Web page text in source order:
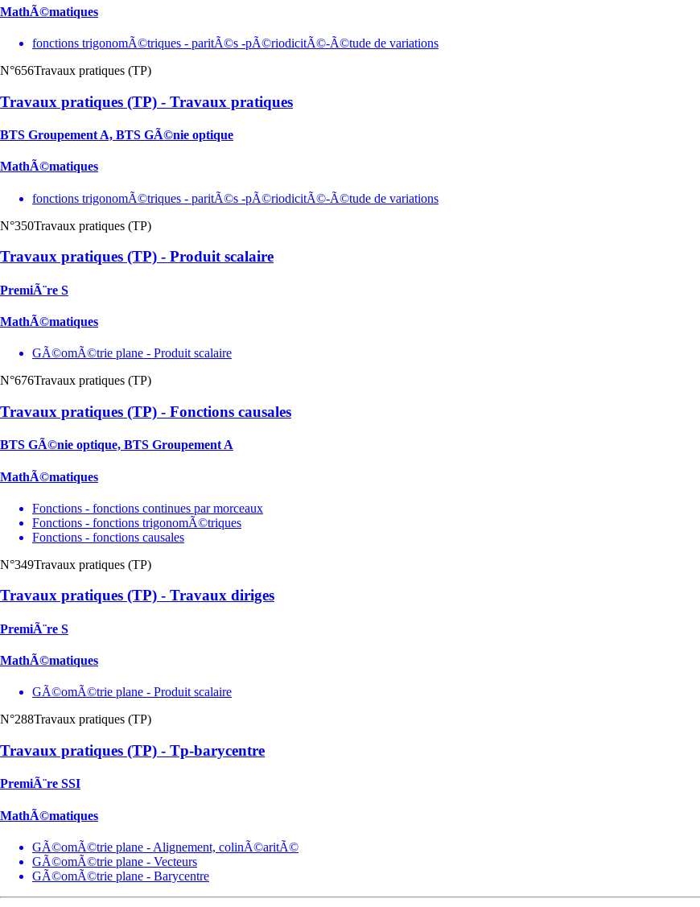
MathÃ©matiques
fonctions trigonomÃ©triques - paritÃ©s -pÃ©riodicitÃ©-Ã©tude de variations
N°656Travaux pratiques (TP)
Travaux pratiques (TP) - Travaux pratiques
BTS Groupement A, BTS GÃ©nie optique
MathÃ©matiques
fonctions trigonomÃ©triques - paritÃ©s -pÃ©riodicitÃ©-Ã©tude de variations
N°350Travaux pratiques (TP)
Travaux pratiques (TP) - Produit scalaire
PremiÃ¨re S
MathÃ©matiques
GÃ©omÃ©trie plane - Produit scalaire
N°676Travaux pratiques (TP)
Travaux pratiques (TP) - Fonctions causales
BTS GÃ©nie optique, BTS Groupement A
MathÃ©matiques
Fonctions - fonctions continues par morceaux
Fonctions - fonctions trigonomÃ©triques
Fonctions - fonctions causales
N°349Travaux pratiques (TP)
Travaux pratiques (TP) - Travaux diriges
PremiÃ¨re S
MathÃ©matiques
GÃ©omÃ©trie plane - Produit scalaire
N°288Travaux pratiques (TP)
Travaux pratiques (TP) - Tp-barycentre
PremiÃ¨re SSI
MathÃ©matiques
GÃ©omÃ©trie plane - Alignement, colinÃ©aritÃ©
GÃ©omÃ©trie plane - Vecteurs
GÃ©omÃ©trie plane - Barycentre